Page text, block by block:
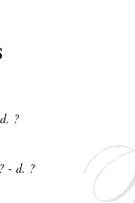
?
- d. ?